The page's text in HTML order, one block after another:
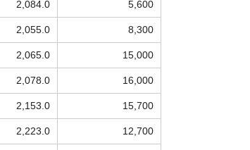
2,084.0 5,600
2,055.0 8,300
2,065.0 15,000
2,078.0 16,000
2,153.0 15,700
2,223.0 12,700